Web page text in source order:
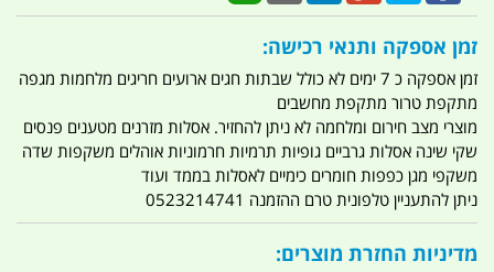
זמן אספקה ותנאי רכישה:
זמן אספקה כ 7 ימים לא כולל שבתות חגים ארועים חריגים מלחמות מגפה
מתקפת טרור מתקפת מחשבים
מוצרי מצב חירום ומלחמה לא ניתן להחזיר. אסלות מזרנים מטענים פנסים
שקי שינה אסלות גרביים גופיות תרמיות חרמוניות אוהלים משקפות שדה
משקפי מגן כפפות חומרים כימיים לאסלות בממד ועוד
ניתן להתעניין טלפונית טרם ההזמנה 0523214741
מדיניות החזרת מוצרים: